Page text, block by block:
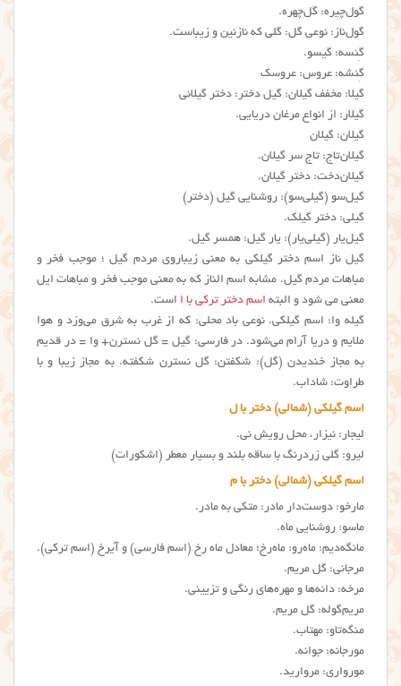
گول‌چیره: گل‌چهره.
گول‌ناز: نوعی گل: گلی که نازنین و زیباست.
گِئسه: گیسو.
گِئشه: عروس: عروسک
گیلا: مخفف گیلان: گیل دختر: دختر گیلانی
گیلار: از انواع مرغان دریایی.
گیلان: گیلان
گیلان‌تاج: تاج سر گیلان.
گیلان‌دخت: دختر گیلان.
گیل‌سو (گیلی‌سو): روشنایی گیل (دختر)
گیلی: دختر گیلک.
گیل‌یار (گیلی‌یار): یار گیل: همسر گیل.
گیل ناز اسم دختر گیلکی به معنی زیباروی مردم گیل ؛ موجب فخر و
مباهات مردم گیل. مشابه اسم الناز که به معنی موجب فخر و مباهات ایل
معنی می شود و البته اسم دختر ترکی با ا است.
گیله وا: اسم گیلکی. نوعی باد محلی: كه از غرب به شرق می‌وزد و هوا
ملایم و دریا آرام می‌شود. در فارسی: گیل = گل نسترن+ وا = در قدیم
به مجاز خندیدن (گل): شكفتن: گل نسترن شكفته. به مجاز زیبا و با
طراوت: شاداب.
اسم گیلکی (شمالی) دختر با ل
لیجار: نیزار، محل رویش نی.
لیرو: گلی زردرنگ با ساقه بلند و بسیار معطر (اشکورات)
اسم گیلکی (شمالی) دختر با م
مارخو: دوست‌دار مادر: متکی به مادر.
ماسو: روشنایی ماه.
مانگه‌دیم: ماه‌رو: ماه‌رخ؛ معادل ماه رخ (اسم فارسی) و آیرخ (اسم ترکی).
مرجانی: گل مریم.
مرخه: دانه‌ها و مهره‌های رنگی و تزیینی.
مریم‌گوله: گل مریم.
منگه‌تاو: مهتاب.
مورجانه: جوانه.
مورواری: مروارید.